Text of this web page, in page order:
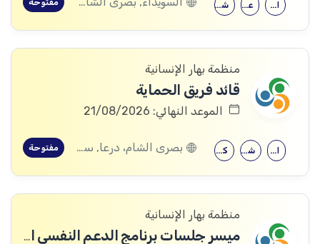
شهادة جامعية علم النفس الإرشاد النفسي مفتوحة
منظمة بهار الإنسانية
قائد فريق الحماية
الموعد النهائي: 21/08/2026
كلية التربية شهادة معهد الاقتصاد بصرى الشام، درعا, سعسع، ريف دمشق, المسيفرة، درعا, قدسيا، ريف دمشق, قطنا، ريف دمشق, مضايا، ريف دمشق, المزرعة، السويداء, الجيزة، درعا, الديماس، ريف دمشق, سرغايا، ريف دمشق, بيت جن، ريف دمشق, عين الفيجة، ريف دمشق, خربة غزالة، درعا, عش الشجرة، درعا, داعل، درعا, المزيريب، درعا, كوم الباشا، القنيطرة, جباتا الخشب، القنيطرة, ممتنة، القنيطرة, نبع الصخر، القنيطرة, خان أرنبة، القنيطرة, مشناف، السويداء مفتوحة
منظمة بهار الإنسانية
ميسر جلسات برنامج الدعم النفسي الاجتماعي